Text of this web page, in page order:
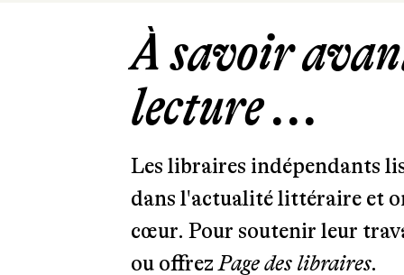
À savoir
lecture ...
Les libraires indépendants
dans l'actualité littéraire et
cœur. Pour soutenir leur
ou offrezPage des libraires.